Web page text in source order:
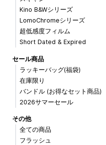
Kino B&Wシリーズ
LomoChromeシリーズ
超低感度フィルム
Short Dated & Expired
セール商品
ラッキーバッグ(福袋)
在庫限り
バンドル (お得なセット商品)
2026サマーセール
その他
全ての商品
フラッシュ